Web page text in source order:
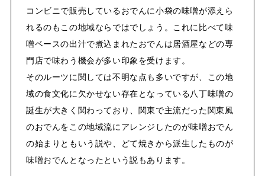
コンビニで販売しているおでんに小袋の味噌が添えら
れるのもこの地域ならではでしょう。これに比べて味
噌ベースの出汁で煮込まれたおでんは居酒屋などの専
門店で味わう機会が多い印象を受けます。
そのルーツに関しては不明な点も多いですが、この地
域の食文化に欠かせない存在となっている八丁味噌の
誕生が大きく関わっており、関東で主流だった関東風
のおでんをこの地域流にアレンジしたのが味噌おでん
の始まりともいう説や、どて焼きから派生したものが
味噌おでんとなったという説もあります。